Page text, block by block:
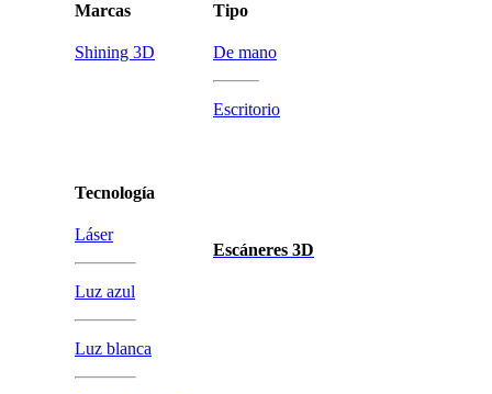
Marcas
Shining 3D
Tecnología
Láser
Luz azul
Luz blanca
Tipo
De mano
Escritorio
Escáneres 3D